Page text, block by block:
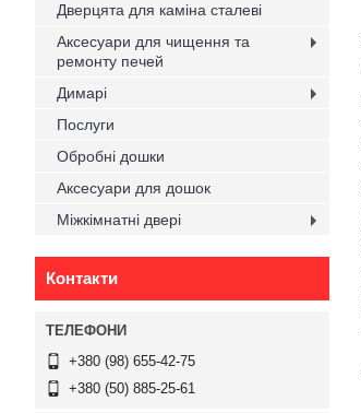
Дверцята для каміна сталеві
Аксесуари для чищення та
ремонту печей
Димарі
Послуги
Обробні дошки
Аксесуари для дошок
Міжкімнатні двері
Контакти
+380 (98) 655-42-75
+380 (50) 885-25-61